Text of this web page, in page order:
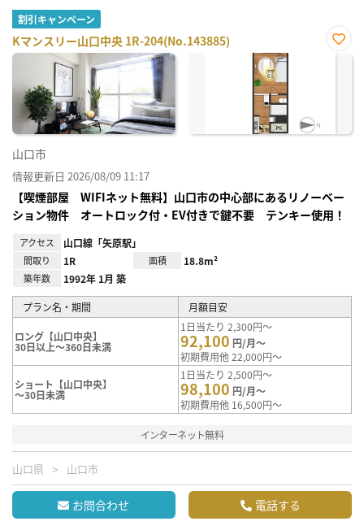
割引キャンペーン
Kマンスリー山口中央 1R-204(No.143885)
お気
山口市
情報更新日 2026/08/09 11:17
【喫煙部屋 WIFIネット無料】山口市の中心部にあるリノーベー
ション物件 オートロック付・EV付きで鍵不要 テンキー使用！
アクセス 山口線「矢原駅」
間取り 1R 面積 18.8m²
築年数 1992年 1月 築
プラン名・期間 月額目安
ロング【山口中央】
30日以上～360日未満
1日当たり 2,300円～
92,100 円/月～
初期費用他 22,000円～
ショート【山口中央】
～30日未満
1日当たり 2,500円～
98,100 円/月～
初期費用他 16,500円～
インターネット無料
山口県 山口市
お問合わせ 電話する